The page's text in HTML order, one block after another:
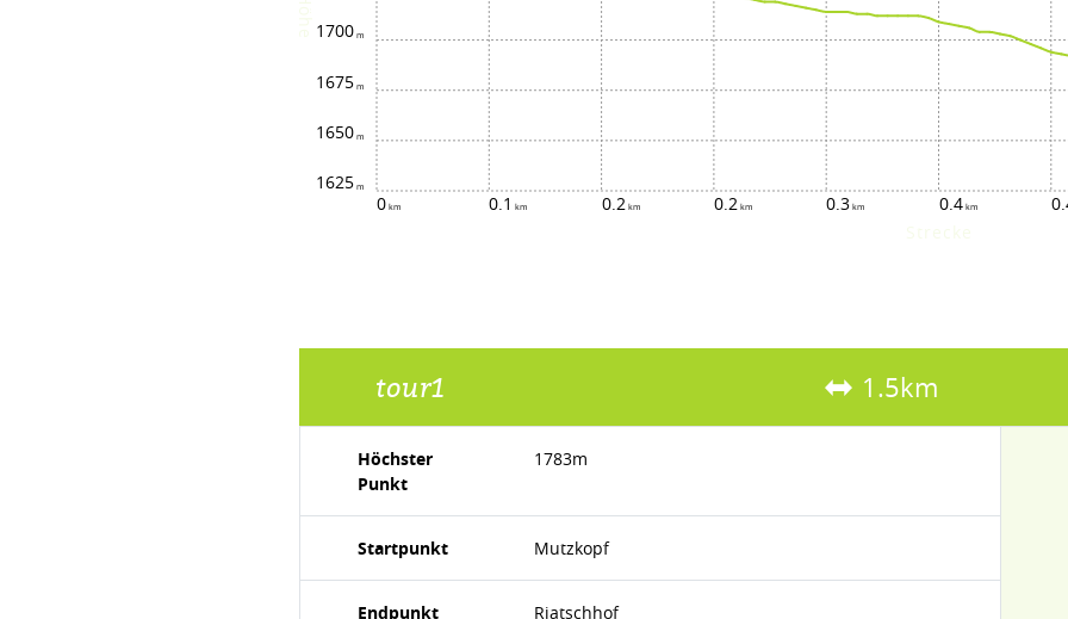
0 0.1 0.2 0.2 0.3 0.4
1625
1650
1675
1700
tour1 1.5km
Höchster
Punkt
1783m
Startpunkt Mutzkopf
Endpunkt Riatschhof